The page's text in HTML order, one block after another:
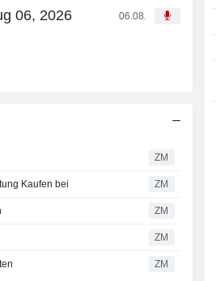
06, 2026 06.08.
ZM
Kaufen bei ZM
ZM
ZM
ZM